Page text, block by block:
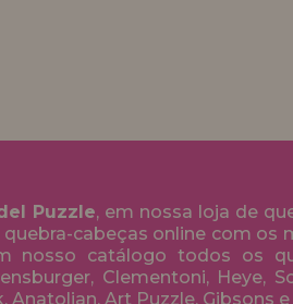
Puzzle, em nossa loja de
cabeças online com os
nosso catálogo todos os
Clementoni, Heye,
Anatolian, Art Puzzle, Gibsons